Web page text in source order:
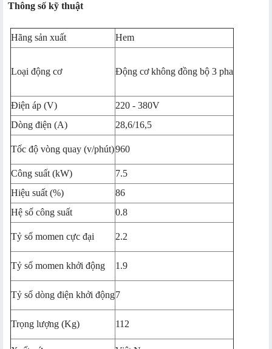
Thông số kỹ thuật
Hãng sản xuất Hem
Loại động cơ Động cơ không đồng bộ 3 pha
Điện áp (V)
220 - 380V
Dòng điện (A)
28,6/16,5
Tốc độ vòng quay (v/phút)960
Công suất (kW)
7.5
Hiệu suất (%)
86
Hệ số công suất
0.8
Tỷ số momen cực đại 2.2
Tỷ số momen khởi động 1.9
Tỷ số dòng điện khởi động7
Trọng lượng (Kg) 112